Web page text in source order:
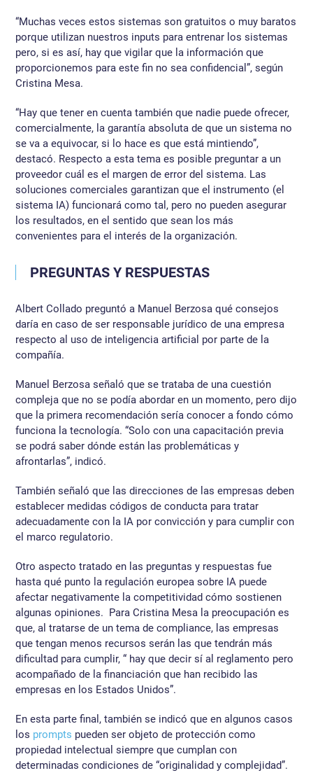
“Muchas veces estos sistemas son gratuitos o muy baratos
porque utilizan nuestros inputs para entrenar los sistemas
pero, si es así, hay que vigilar que la información que
proporcionemos para este fin no sea confidencial”, según
Cristina Mesa.
“Hay que tener en cuenta también que nadie puede ofrecer,
comercialmente, la garantía absoluta de que un sistema no
se va a equivocar, si lo hace es que está mintiendo”,
destacó. Respecto a esta tema es posible preguntar a un
proveedor cuál es el margen de error del sistema. Las
soluciones comerciales garantizan que el instrumento (el
sistema IA) funcionará como tal, pero no pueden asegurar
los resultados, en el sentido que sean los más
convenientes para el interés de la organización.
PREGUNTAS Y RESPUESTAS
Albert Collado preguntó a Manuel Berzosa qué consejos
daría en caso de ser responsable jurídico de una empresa
respecto al uso de inteligencia artificial por parte de la
compañía.
Manuel Berzosa señaló que se trataba de una cuestión
compleja que no se podía abordar en un momento, pero dijo
que la primera recomendación sería conocer a fondo cómo
funciona la tecnología. “Solo con una capacitación previa
se podrá saber dónde están las problemáticas y
afrontarlas”, indicó.
También señaló que las direcciones de las empresas deben
establecer medidas códigos de conducta para tratar
adecuadamente con la IA por convicción y para cumplir con
el marco regulatorio.
Otro aspecto tratado en las preguntas y respuestas fue
hasta qué punto la regulación europea sobre IA puede
afectar negativamente la competitividad cómo sostienen
algunas opiniones. Para Cristina Mesa la preocupación es
que, al tratarse de un tema de compliance, las empresas
que tengan menos recursos serán las que tendrán más
dificultad para cumplir, “ hay que decir sí al reglamento pero
acompañado de la financiación que han recibido las
empresas en los Estados Unidos”.
En esta parte final, también se indicó que en algunos casos
los prompts pueden ser objeto de protección como
propiedad intelectual siempre que cumplan con
determinadas condiciones de “originalidad y complejidad”.